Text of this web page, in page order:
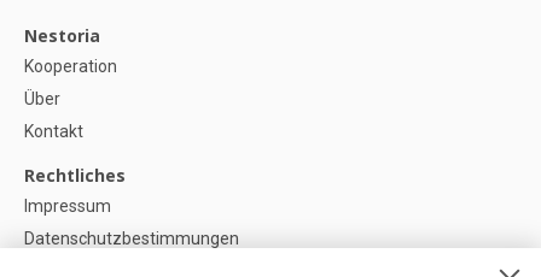
Nestoria
Kooperation
Über
Kontakt
Rechtliches
Impressum
Datenschutzbestimmungen